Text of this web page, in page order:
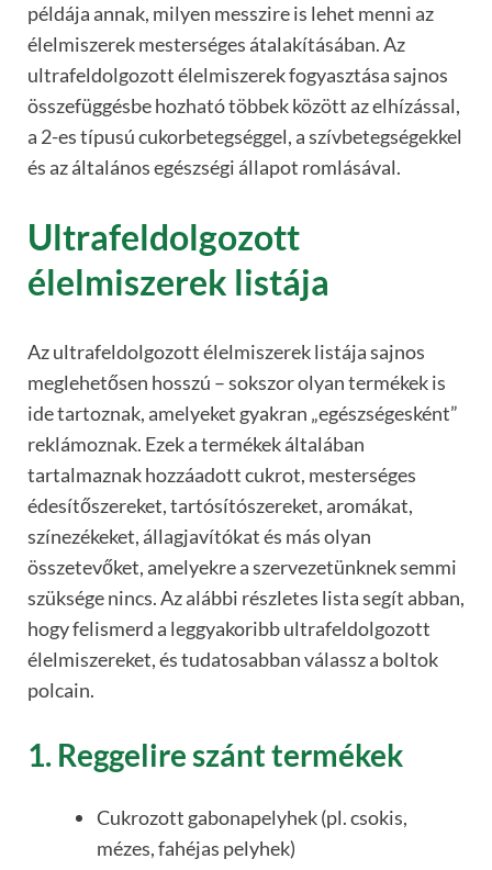
példája annak, milyen messzire is lehet menni az
élelmiszerek mesterséges átalakításában. Az
ultrafeldolgozott élelmiszerek fogyasztása sajnos
összefüggésbe hozható többek között az elhízással,
a 2-es típusú cukorbetegséggel, a szívbetegségekkel
és az általános egészségi állapot romlásával.
Ultrafeldolgozott
élelmiszerek listája
Az ultrafeldolgozott élelmiszerek listája sajnos
meglehetősen hosszú – sokszor olyan termékek is
ide tartoznak, amelyeket gyakran „egészségesként”
reklámoznak. Ezek a termékek általában
tartalmaznak hozzáadott cukrot, mesterséges
édesítőszereket, tartósítószereket, aromákat,
színezékeket, állagjavítókat és más olyan
összetevőket, amelyekre a szervezetünknek semmi
szüksége nincs. Az alábbi részletes lista segít abban,
hogy felismerd a leggyakoribb ultrafeldolgozott
élelmiszereket, és tudatosabban válassz a boltok
polcain.
1. Reggelire szánt termékek
Cukrozott gabonapelyhek (pl. csokis,
mézes, fahéjas pelyhek)